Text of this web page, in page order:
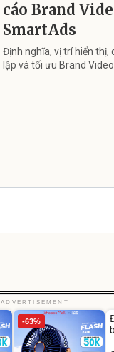
cáo Brand
SmartAds
Định nghĩa, vị trí hiển thị,
lập và tối ưu Brand
ADVERTISEMENT
-63%